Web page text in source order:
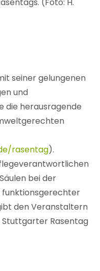
(Foto: H.
seiner gelungenen
und
die herausragende
rasentag).
bei der
den Veranstaltern
Stuttgarter Rasentag